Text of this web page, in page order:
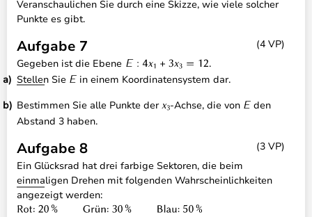
Veranschaulichen Sie durch eine Skizze, wie viele solcher
Punkte es gibt.
(4 VP)
Aufgabe 7
Gegeben ist die Ebene
.
Stellen Sie
in einem Koordinatensystem dar.
Bestimmen Sie alle Punkte der
-Achse, die von
den
Abstand 3 haben.
(3 VP)
Aufgabe 8
Ein Glücksrad hat drei farbige Sektoren, die beim
einmaligen Drehen mit folgenden Wahrscheinlichkeiten
angezeigt werden: